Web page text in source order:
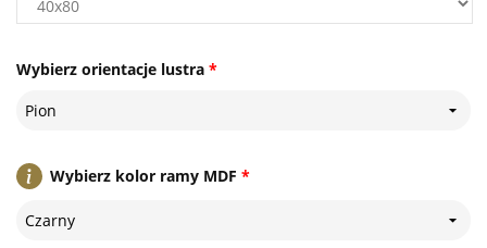
*
Wybierz orientacje lustra
Pion
*
Wybierz kolor ramy MDF
Czarny